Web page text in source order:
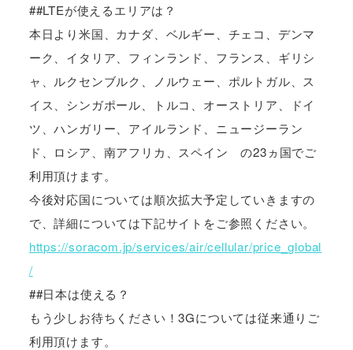
##LTEが使えるエリアは？
本日より米国、カナダ、ベルギー、チェコ、デンマ
ーク、イタリア、フィンランド、フランス、ギリシ
ャ、ルクセンブルク、ノルウェー、ポルトガル、ス
イス、シンガポール、トルコ、オーストリア、ドイ
ツ、ハンガリー、アイルランド、ニュージーラン
ド、ロシア、南アフリカ、スペイン の23ヵ国でご
利用頂けます。
今後対応国については順次拡大予定していきますの
で、詳細については下記サイトをご参照ください。
https://soracom.jp/services/air/cellular/price_global
/
##日本は使える？
もう少しお待ちください！3Gについては従来通りご
利用頂けます。